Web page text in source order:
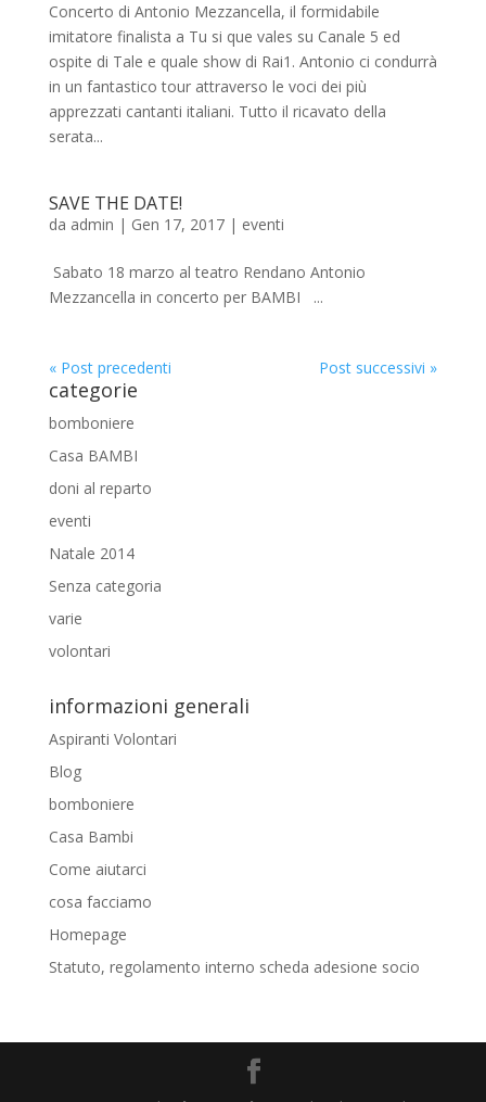
Concerto di Antonio Mezzancella, il formidabile
imitatore finalista a Tu si que vales su Canale 5 ed
ospite di Tale e quale show di Rai1. Antonio ci condurrà
in un fantastico tour attraverso le voci dei più
apprezzati cantanti italiani. Tutto il ricavato della
serata...
SAVE THE DATE!
da admin | Gen 17, 2017| eventi
Sabato 18 marzo al teatro Rendano Antonio
Mezzancella in concerto per BAMBI ...
« Post precedenti Post successivi »
categorie
bomboniere
Casa BAMBI
doni al reparto
eventi
Natale 2014
Senza categoria
varie
volontari
informazioni generali
Aspiranti Volontari
Blog
bomboniere
Casa Bambi
Come aiutarci
cosa facciamo
Homepage
Statuto, regolamento interno scheda adesione socio